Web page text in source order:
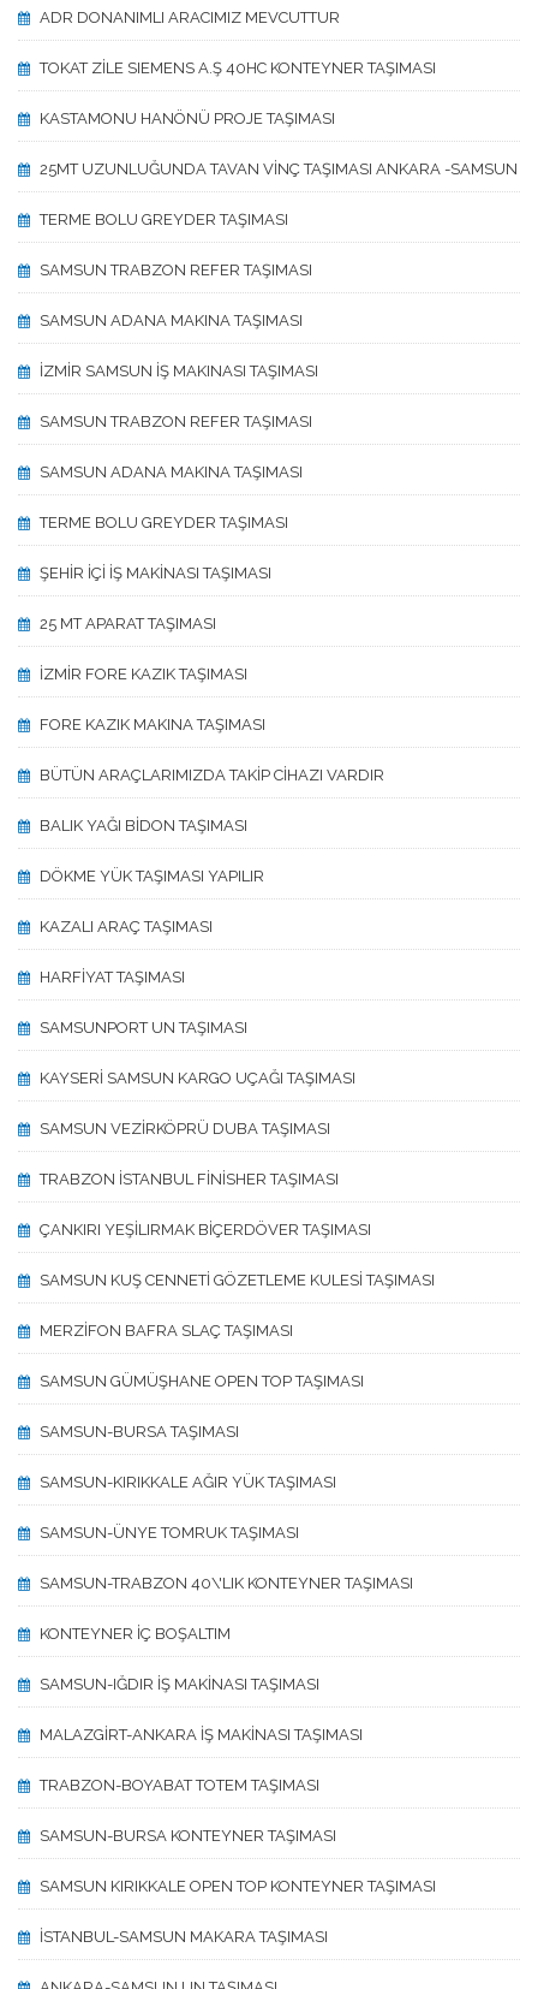
ADR DONANIMLI ARACIMIZ MEVCUTTUR
TOKAT ZİLE SIEMENS A.Ş 40HC KONTEYNER TAŞIMASI
KASTAMONU HANÖNÜ PROJE TAŞIMASI
25MT UZUNLUĞUNDA TAVAN VİNÇ TAŞIMASI ANKARA -SAMSUN
TERME BOLU GREYDER TAŞIMASI
SAMSUN TRABZON REFER TAŞIMASI
SAMSUN ADANA MAKINA TAŞIMASI
İZMİR SAMSUN İŞ MAKINASI TAŞIMASI
SAMSUN TRABZON REFER TAŞIMASI
SAMSUN ADANA MAKINA TAŞIMASI
TERME BOLU GREYDER TAŞIMASI
ŞEHİR İÇİ İŞ MAKİNASI TAŞIMASI
25 MT APARAT TAŞIMASI
İZMİR FORE KAZIK TAŞIMASI
FORE KAZIK MAKINA TAŞIMASI
BÜTÜN ARAÇLARIMIZDA TAKİP CİHAZI VARDIR
BALIK YAĞI BİDON TAŞIMASI
DÖKME YÜK TAŞIMASI YAPILIR
KAZALI ARAÇ TAŞIMASI
HARFİYAT TAŞIMASI
SAMSUNPORT UN TAŞIMASI
KAYSERİ SAMSUN KARGO UÇAĞI TAŞIMASI
SAMSUN VEZİRKÖPRÜ DUBA TAŞIMASI
TRABZON İSTANBUL FİNİSHER TAŞIMASI
ÇANKIRI YEŞİLIRMAK BİÇERDÖVER TAŞIMASI
SAMSUN KUŞ CENNETİ GÖZETLEME KULESİ TAŞIMASI
MERZİFON BAFRA SLAÇ TAŞIMASI
SAMSUN GÜMÜŞHANE OPEN TOP TAŞIMASI
SAMSUN-BURSA TAŞIMASI
SAMSUN-KIRIKKALE AĞIR YÜK TAŞIMASI
SAMSUN-ÜNYE TOMRUK TAŞIMASI
SAMSUN-TRABZON 40\'LIK KONTEYNER TAŞIMASI
KONTEYNER İÇ BOŞALTIM
SAMSUN-IĞDIR İŞ MAKİNASI TAŞIMASI
MALAZGİRT-ANKARA İŞ MAKİNASI TAŞIMASI
TRABZON-BOYABAT TOTEM TAŞIMASI
SAMSUN-BURSA KONTEYNER TAŞIMASI
SAMSUN KIRIKKALE OPEN TOP KONTEYNER TAŞIMASI
İSTANBUL-SAMSUN MAKARA TAŞIMASI